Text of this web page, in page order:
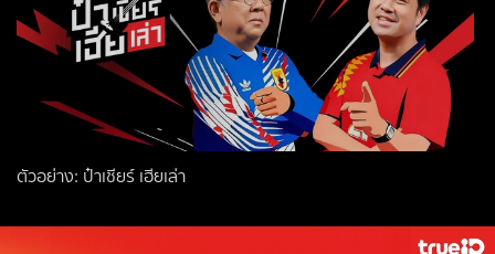
ตัวอย่าง: ป๋าเชียร์ เฮียเล่า